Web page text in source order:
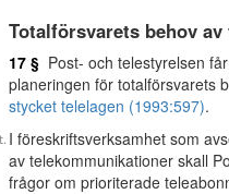
Totalförsvarets behov
17 § Post- och telestyrelsen
planeringen för totalförsvarets
stycket telelagen (1993:597).
I föreskriftsverksamhet som
av telekommunikationer skall
frågor om prioriterade